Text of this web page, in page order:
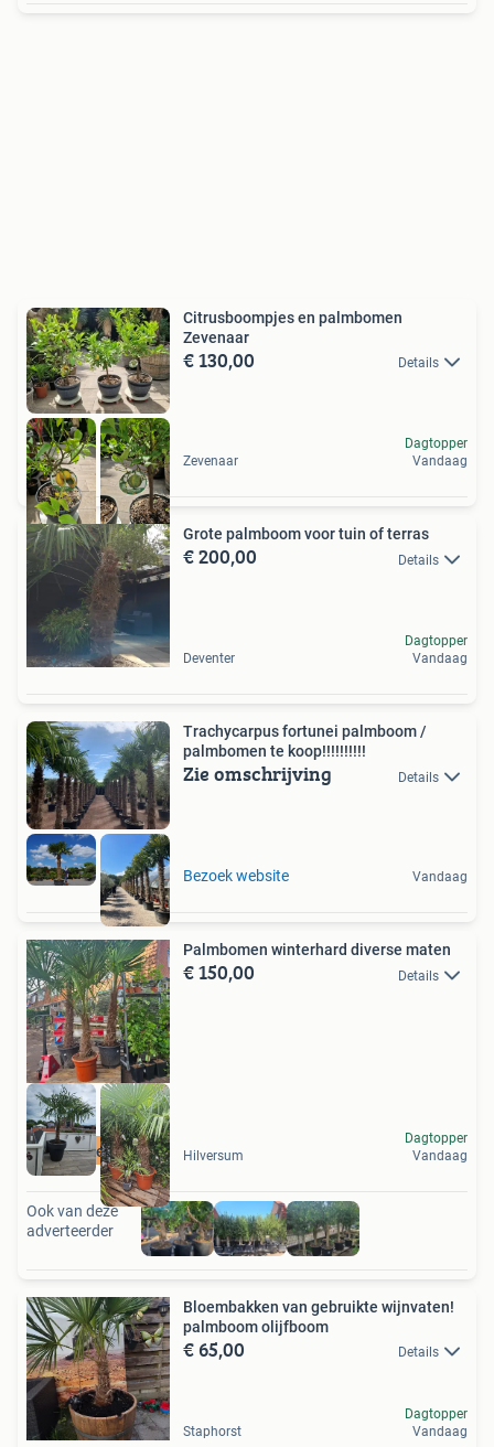
Citrusboompjes en palmbomen
Zevenaar
€ 130,00 Details
Zevenaar
Dagtopper
Vandaag
Grote palmboom voor tuin of terras
€ 200,00 Details
Deventer
Dagtopper
Vandaag
Trachycarpus fortunei palmboom /
palmbomen te koop!!!!!!!!!!
Zie omschrijving Details
Bezoek website Vandaag
mediterraan
Palmbomen winterhard diverse maten
€ 150,00 Details
Hilversum
Dagtopper
Vandaag
Ook van deze
adverteerder
Bloembakken van gebruikte wijnvaten!
palmboom olijfboom
€ 65,00 Details
Staphorst
Dagtopper
Vandaag